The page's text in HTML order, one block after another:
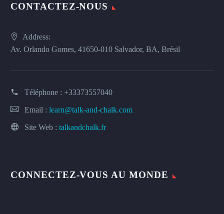
CONTACTEZ-NOUS
Address:
Av. Orlando Gomes, 41650-010 Salvador, BA, Brésil
Téléphone : +33373557040
Email : learn@talk-and-chalk.com
Site Web : talkandchalk.fr
CONNECTEZ-VOUS AU MONDE